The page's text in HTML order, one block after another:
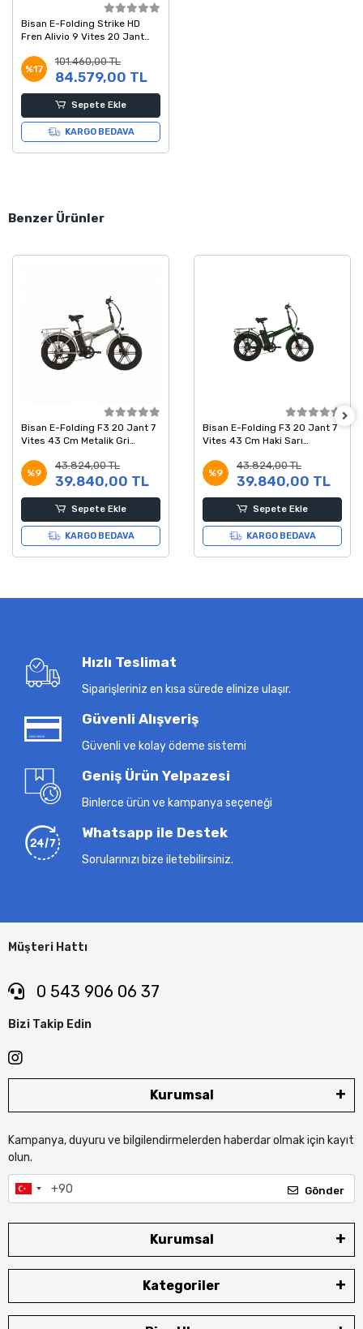
Bisan E-Folding Strike HD
Fren Alivio 9 Vites 20 Jant
Siyah 46 Kadro
%17
101.460,00 TL
84.579,00 TL
Sepete Ekle
KARGO BEDAVA
Benzer Ürünler
Bisan E-Folding F3 20 Jant 7
Vites 43 Cm Metalik Gri
%9
43.824,00 TL
39.840,00 TL
Sepete Ekle
KARGO BEDAVA
Bisan E-Folding F3 20 Jant 7
Vites 43 Cm Haki Sarı
%9
43.824,00 TL
39.840,00 TL
Sepete Ekle
KARGO BEDAVA
Hızlı Teslimat
Siparişleriniz en kısa sürede elinize ulaşır.
Güvenli Alışveriş
Güvenli ve kolay ödeme sistemi
Geniş Ürün Yelpazesi
Binlerce ürün ve kampanya seçeneği
Whatsapp ile Destek
Sorularınızı bize iletebilirsiniz.
Müşteri Hattı
0 543 906 06 37
Bizi Takip Edin
Kurumsal
Kampanya, duyuru ve bilgilendirmelerden haberdar olmak için kayıt
olun.
Gönder
Kurumsal
Kategoriler